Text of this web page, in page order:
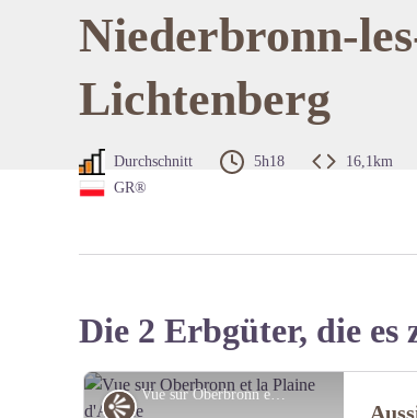
Niederbronn-
Lichtenberg
Durchschnitt 5h18 16,1km
GR®
Die 2 Erbgüter, die es
Vue sur Oberbronn et la Plaine d'Alsace - A. Dorschner
Panorama